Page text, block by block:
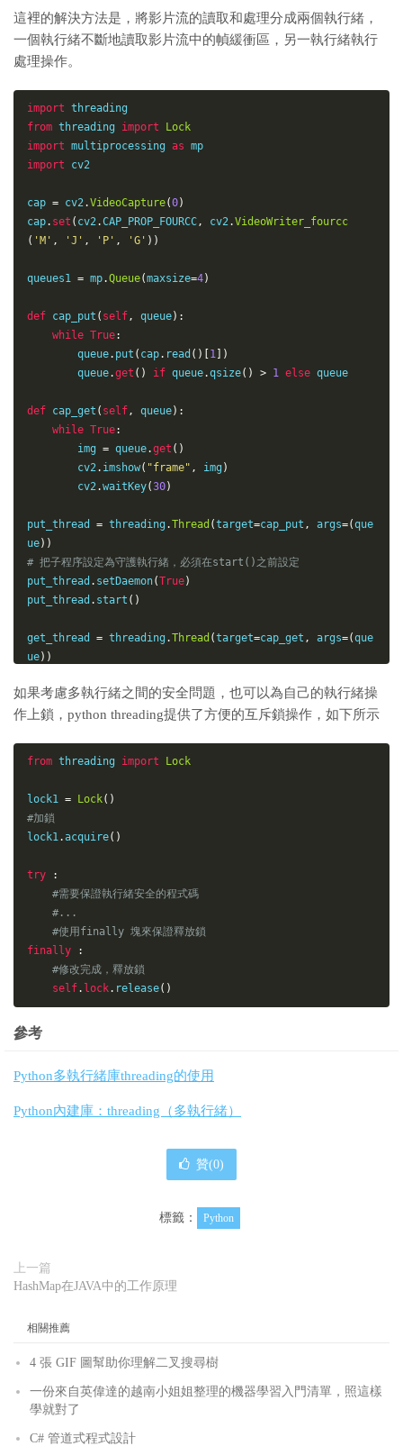
這裡的解決方法是，將影片流的讀取和處理分成兩個執行緒，
一個執行緒不斷地讀取影片流中的幀緩衝區，另一執行緒執行
處理操作。
import
from threading import
Lock
import multiprocessing as
import cv2
cap = cv2.VideoCapture(0)
cap. set ( cv2.CAP_PROP_FOURCC, cv2.VideoWriter_fourcc
( 'M' , 'J' , 'P' , 'G' ) )
queues1 = mp.Queue(maxsize=4)
def cap_put ( self, queue) :
while True:
        queue
. put ( cap. read ( ) 1
)
        queue
.get ( ) if queue.qsize( ) > 1 else queue
def cap_get ( self, queue) :
while True:
        img
= queue.get ( )
        cv2
. imshow( "frame" , img )
        cv2
.waitKey(30)
put_thread = threading .Thread (target=cap_put , args=(que
ue) )
# 把子程序設定為守護執行緒，必須在start()之前設定
put_thread . setDaemon(True)
put_thread . start ( )
get_thread = threading .Thread (target=cap_get , args=(que
ue) )
須在start()之前設定
get_thread.start()
如果考慮多執行緒之間的安全問題，也可以為自己的執行緒操
作上鎖，python threading提供了方便的互斥鎖操作，如下所示
from threading import Lock
lock1 = Lock( )
#加鎖
lock1.acquire( )
try
:
#需要保證執行緒安全的程式碼
#...
#使用finally 塊來保證釋放鎖
finally
:
#修改完成，釋放鎖
self. lock. release( )
參考
Python多執行緒庫threading的使用
Python內建庫：threading（多執行緒）
贊(0)
標籤： Python
上一篇
HashMap在JAVA中的工作原理
相關推薦
4 張 GIF 圖幫助你理解二叉搜尋樹
一份來自英偉達的越南小姐姐整理的機器學習入門清單，照這樣
學就對了
C# 管道式程式設計